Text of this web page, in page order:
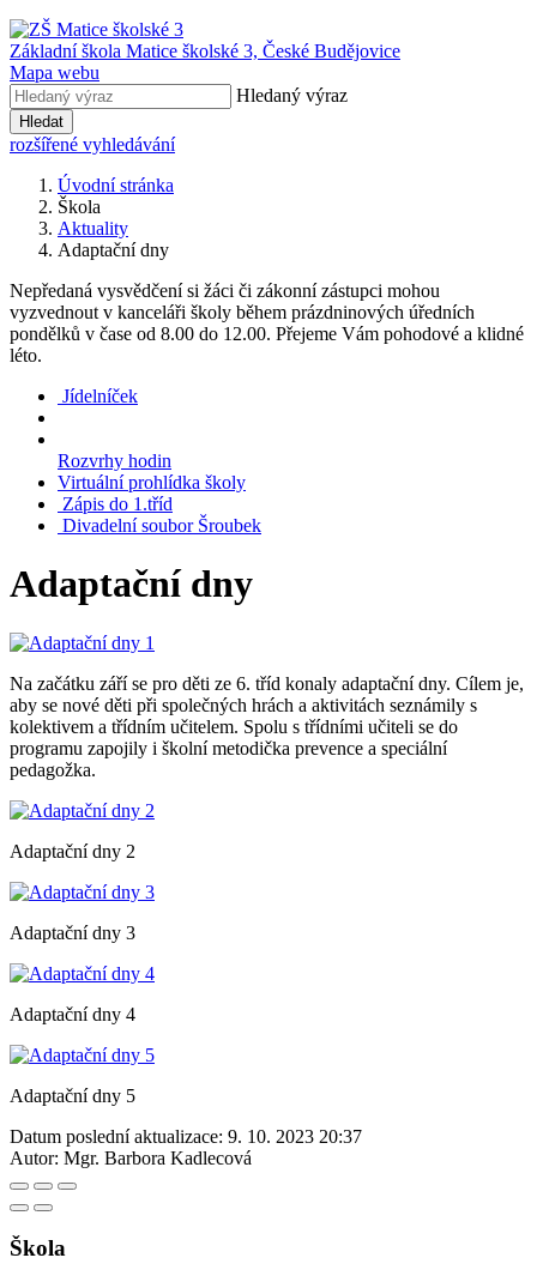
Základní škola Matice školské 3, České Budějovice
Mapa webu
Hledaný výraz
Hledat
rozšířené vyhledávání
Úvodní stránka
Škola
Aktuality
Adaptační dny
Nepředaná vysvědčení si žáci či zákonní zástupci mohou
vyzvednout v kanceláři školy během prázdninových úředních
pondělků v čase od 8.00 do 12.00. Přejeme Vám pohodové a klidné
léto.
Jídelníček
Rozvrhy hodin
Virtuální prohlídka školy
Zápis do 1.tříd
Divadelní soubor Šroubek
Adaptační dny
Na začátku září se pro děti ze 6. tříd konaly adaptační dny. Cílem je,
aby se nové děti při společných hrách a aktivitách seznámily s
kolektivem a třídním učitelem. Spolu s třídními učiteli se do
programu zapojily i školní metodička prevence a speciální
pedagožka.
Adaptační dny 2
Adaptační dny 3
Adaptační dny 4
Adaptační dny 5
Datum poslední aktualizace: 9. 10. 2023 20:37
Autor: Mgr. Barbora Kadlecová
Škola